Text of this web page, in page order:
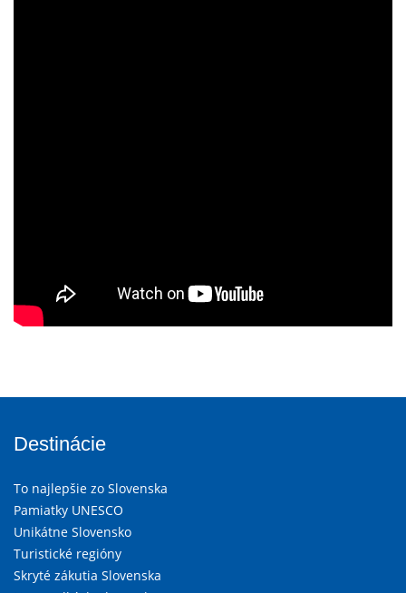
Destinácie
To najlepšie zo Slovenska
Pamiatky UNESCO
Unikátne Slovensko
Turistické regióny
Skryté zákutia Slovenska